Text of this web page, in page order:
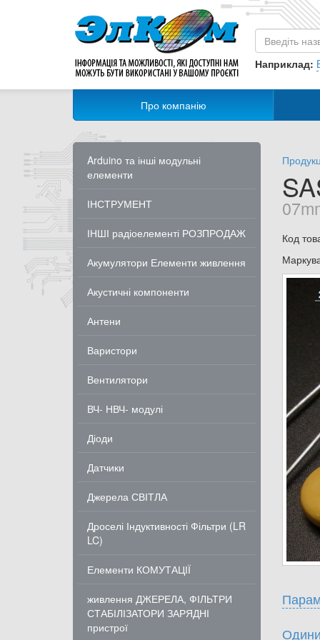
Наприклад:
Про компанію
Arduino та інші модульні
елементи
ІНСТРУМЕНТ
ІНШІ радіоелементі РОЗПРОДАЖ
Акумулятори Елементи живлення
Акустичні компоненти
Антени
Варистори
Вентилятори
ВЧ- НВЧ- модулі
Діоди
Датчики
Джерела СВІТЛА
Дроселі Індуктивності Фільтри (LR
LC)
Елементи КОМУТАЦІЇ
живлення ДЖЕРЕЛА, ФІЛЬТРИ
СТАБІЛІЗАТОРИ ЗАРЯДНІ
пристрої
Код